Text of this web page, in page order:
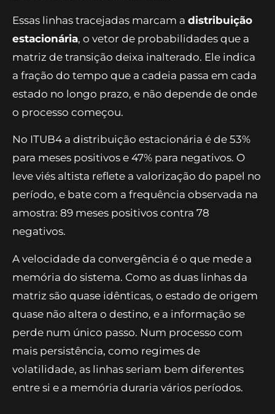
Essas linhas tracejadas marcam a distribuição
estacionária, o vetor de probabilidades que a
matriz de transição deixa inalterado. Ele indica
a fração do tempo que a cadeia passa em cada
estado no longo prazo, e não depende de onde
o processo começou.
No ITUB4 a distribuição estacionária é de 53%
para meses positivos e 47% para negativos. O
leve viés altista reflete a valorização do papel no
período, e bate com a frequência observada na
amostra: 89 meses positivos contra 78
negativos.
A velocidade da convergência é o que mede a
memória do sistema. Como as duas linhas da
matriz são quase idênticas, o estado de origem
quase não altera o destino, e a informação se
perde num único passo. Num processo com
mais persistência, como regimes de
volatilidade, as linhas seriam bem diferentes
entre si e a memória duraria vários períodos.